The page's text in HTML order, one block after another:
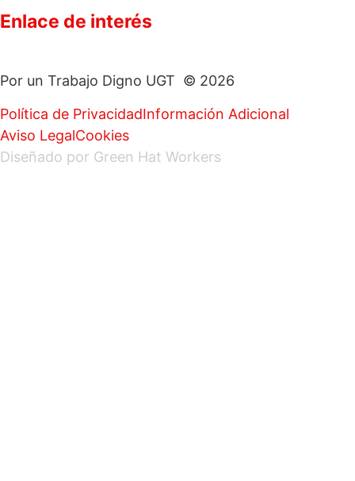
Enlace de interés
Por un Trabajo Digno UGT © 2026
Política de PrivacidadInformación Adicional
Aviso LegalCookies
Diseñado por Green Hat Workers